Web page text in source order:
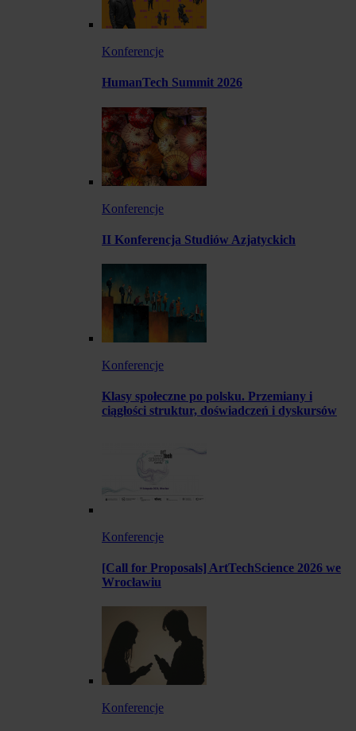
Konferencje
HumanTech Summit 2026
Konferencje
II Konferencja Studiów Azjatyckich
Konferencje
Klasy społeczne po polsku. Przemiany i
ciągłości struktur, doświadczeń i dyskursów
Konferencje
[Call for Proposals] ArtTechScience 2026 we
Wrocławiu
Konferencje